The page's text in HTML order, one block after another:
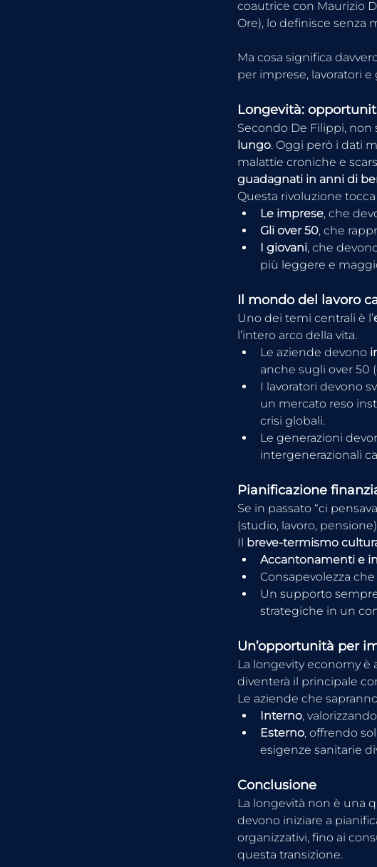
coautrice con Maurizio
Ore), lo definisce senza
Ma cosa significa
per imprese, lavoratori e
Longevità:
Secondo De Filippi, non
lungo. Oggi però i dati
malattie croniche e
guadagnati in anni di
Questa rivoluzione
Le imprese, che
Gli over 50, che
I giovani, che
più leggere e
Il mondo del lavoro
Uno dei temi centrali è l’
l’intero arco della vita.
Le aziende devono
anche sugli over 50
I lavoratori devono
un mercato reso
crisi globali.
Le generazioni
intergenerazionali
Pianificazione
Se in passato “ci
(studio, lavoro,
Il breve-termismo
Accantonamenti e
Consapevolezza che
Un supporto
strategiche in un
Un’opportunità per
La longevity economy è
diventerà il principale
Le aziende che
Interno,
Esterno, offrendo
esigenze sanitarie
Conclusione
La longevità non è una
devono iniziare a
organizzativi, fino ai
questa transizione.